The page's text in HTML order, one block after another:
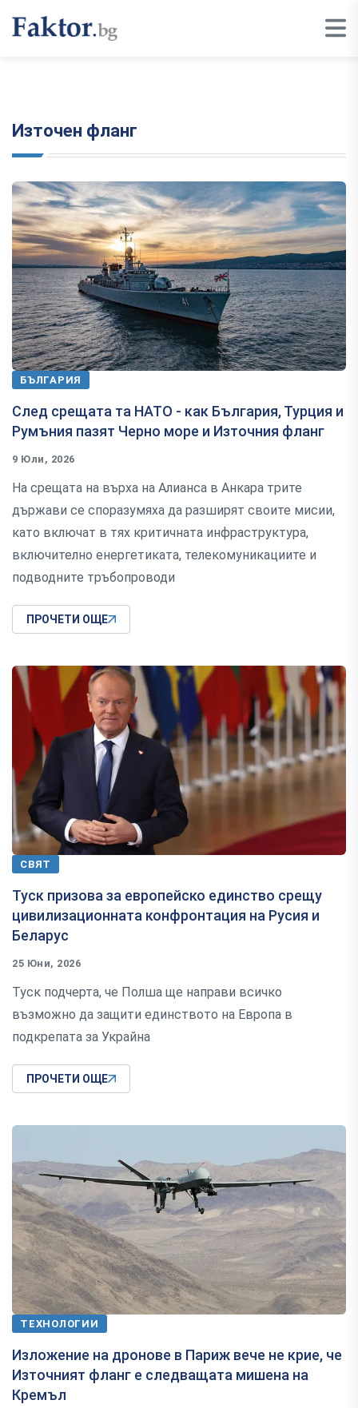
Източен фланг
БЪЛГАРИЯ
След срещата та НАТО - как България, Турция и
Румъния пазят Черно море и Източния фланг
9 Юли, 2026
На срещата на върха на Алианса в Анкара трите
държави се споразумяха да разширят своите мисии,
като включат в тях критичната инфраструктура,
включително енергетиката, телекомуникациите и
подводните тръбопроводи
ПРОЧЕТИ ОЩЕ
СВЯТ
Туск призова за европейско единство срещу
цивилизационната конфронтация на Русия и
Беларус
25 Юни, 2026
Туск подчерта, че Полша ще направи всичко
възможно да защити единството на Европа в
подкрепата за Украйна
ПРОЧЕТИ ОЩЕ
ТЕХНОЛОГИИ
Изложение на дронове в Париж вече не крие, че
Източният фланг е следващата мишена на
Кремъл